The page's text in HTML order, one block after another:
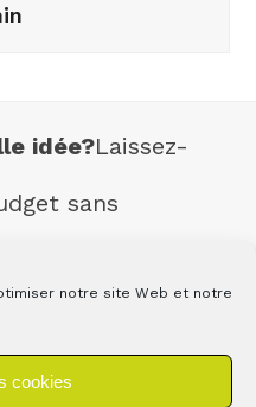
notre site Web et notre
cookies
idée?Laissez-
sans